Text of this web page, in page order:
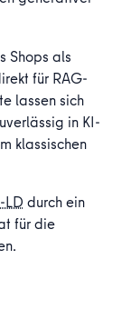
Shops als
für RAG-
lassen sich
in KI-
klassischen
LD durch ein
für die